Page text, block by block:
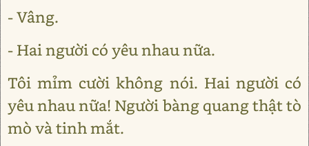
- Vâng.
- Hai người có yêu nhau nữa.
Tôi mỉm cười không nói. Hai người có
yêu nhau nữa! Người bàng quang thật tò
mò và tinh mắt.